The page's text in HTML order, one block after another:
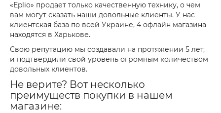
«Eplio» продает только качественную технику, о чем
вам могут сказать наши довольные клиенты. У нас
клиентская база по всей Украине, 4 офлайн магазина
находятся в Харькове.
Свою репутацию мы создавали на протяжении 5 лет,
и подтвердили свой уровень огромным количеством
довольных клиентов.
Не верите? Вот несколько
преимуществ покупки в нашем
магазине: